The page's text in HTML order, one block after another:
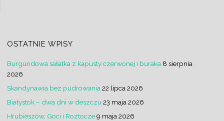
OSTATNIE WPISY
Burgundowa sałatka z kapusty czerwonej i buraka 8 sierpnia
2026
Skandynawia bez pudrowania 22 lipca 2026
Białystok – dwa dni w deszczu 23 maja 2026
Hrubieszów, Goci i Roztocze9 maja 2026